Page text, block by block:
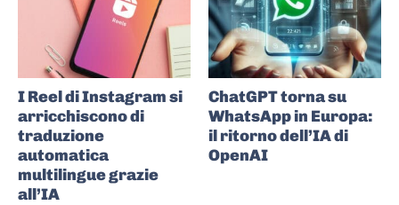
I Reel di Instagram si
arricchiscono di
traduzione
automatica
multilingue grazie
all’IA
ChatGPT torna su
WhatsApp in Europa:
il ritorno dell’IA di
OpenAI